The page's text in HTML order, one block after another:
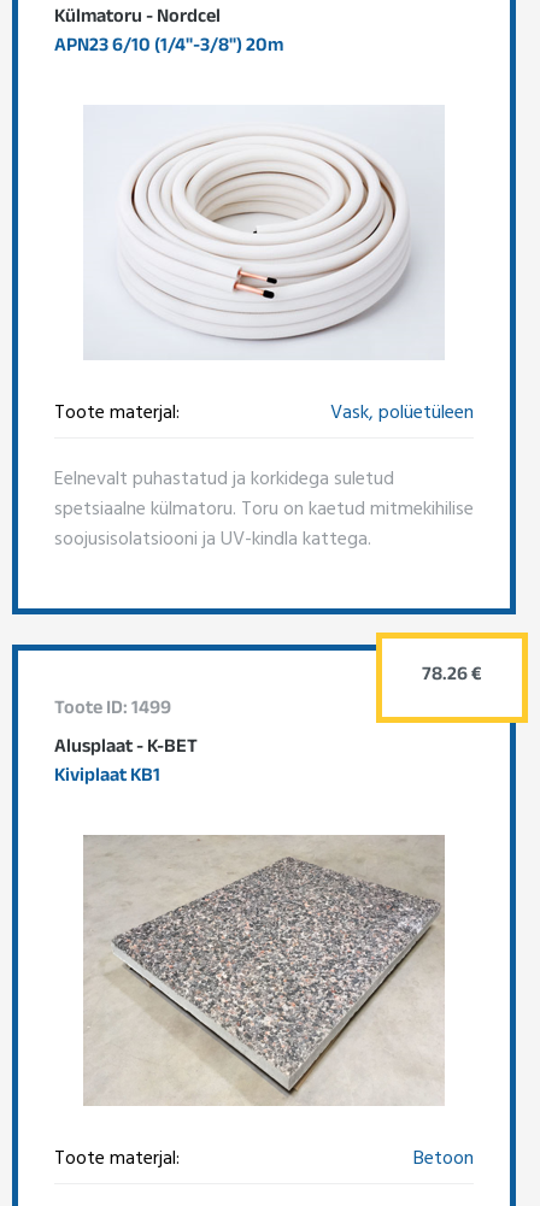
Külmatoru - Nordcel
APN23 6/10 (1/4"-3/8") 20m
Toote materjal: Vask, polüetüleen
Eelnevalt puhastatud ja korkidega suletud
spetsiaalne külmatoru. Toru on kaetud mitmekihilise
soojusisolatsiooni ja UV-kindla kattega.
Toote ID: 1499
Alusplaat - K-BET
Kiviplaat KB1
Toote materjal: Betoon
78.26 €